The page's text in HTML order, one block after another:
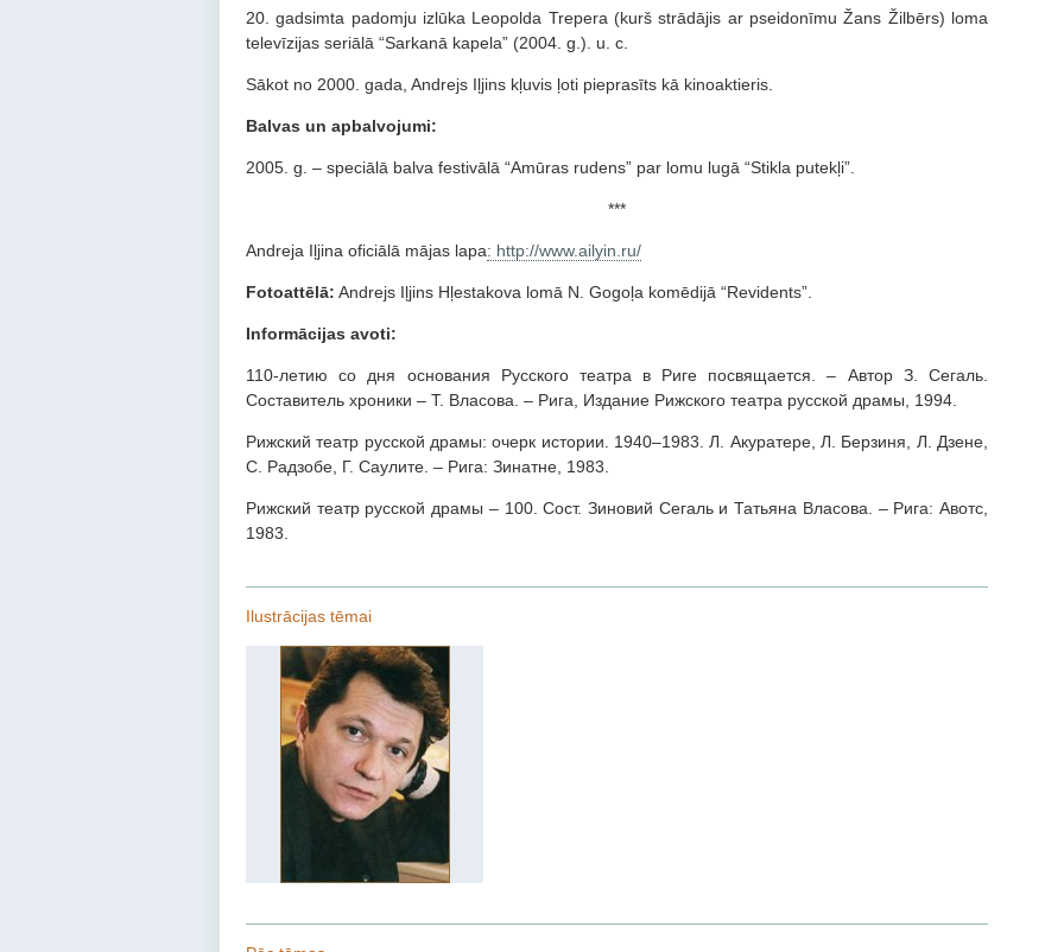
20. gadsimta padomju izlūka Leopolda Trepera (kurš strādājis ar pseidonīmu Žans Žilbērs) loma
televīzijas seriālā “Sarkanā kapela” (2004. g.). u. c.
Sākot no 2000. gada, Andrejs Iļjins kļuvis ļoti pieprasīts kā kinoaktieris.
Balvas un apbalvojumi:
2005. g. – speciālā balva festivālā “Amūras rudens” par lomu lugā “Stikla putekļi”.
***
Andreja Iļjina oficiālā mājas lapa: http://www.ailyin.ru/
Fotoattēlā: Andrejs Iļjins Hļestakova lomā N. Gogoļa komēdijā “Revidents”.
Informācijas avoti:
110-летию со дня основания Русского театра в Риге посвящается. – Автор З. Сегаль.
Составитель хроники – Т. Власова. – Рига, Издание Рижского театра русской драмы, 1994.
Рижский театр русской драмы: очерк истории. 1940–1983. Л. Акуратере, Л. Берзиня, Л. Дзене,
С. Радзобе, Г. Саулите. – Рига: Зинатне, 1983.
Рижский театр русской драмы – 100. Сост. Зиновий Сегаль и Татьяна Власова. – Рига: Авотс,
1983.
Ilustrācijas tēmai